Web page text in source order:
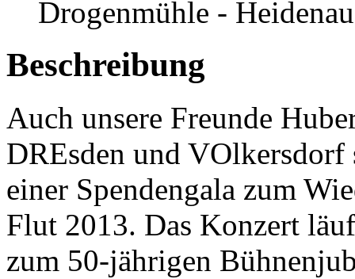
Drogenmühle - Heidenau
Beschreibung
Auch unsere Freunde
DREsden und
einer Spendengala zum
Flut 2013. Das Konzert
zum 50-jährigen